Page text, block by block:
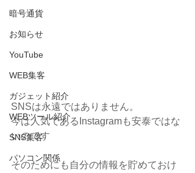
暗号通貨
お知らせ
YouTube
WEB集客
ガジェット紹介
WEBツール紹介
SNS集客
パソコン関係
SNSは永遠ではありません。
今は人気であるInstagramも安泰ではな
いのです
そのためにも自分の情報を貯めておけ